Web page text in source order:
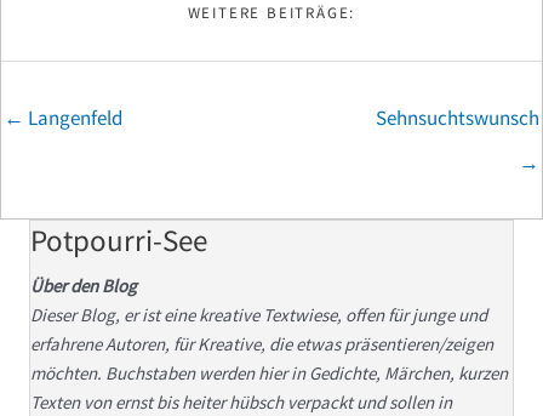
WEITERE BEITRÄGE:
Posts
navigation
← Langenfeld
Sehnsuchtswunsch
→
Potpourri-See
Über den Blog
Dieser Blog, er ist eine kreative Textwiese, offen für junge und
erfahrene Autoren, für Kreative, die etwas präsentieren/zeigen
möchten. Buchstaben werden hier in Gedichte, Märchen, kurzen
Texten von ernst bis heiter hübsch verpackt und sollen in